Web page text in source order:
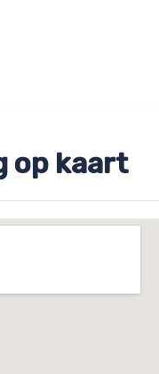
op kaart